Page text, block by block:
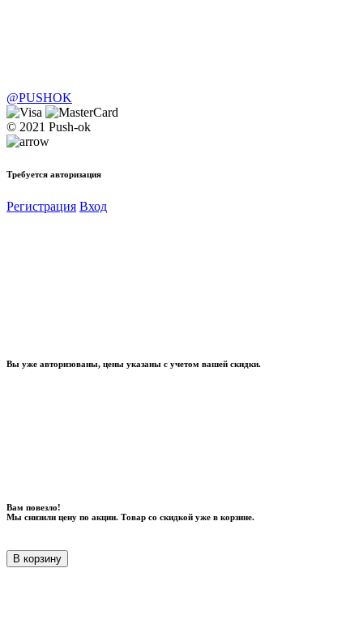
@PUSHOK
© 2021 Push-ok
Требуется авторизация
Регистрация Вход
Вы уже авторизованы, цены указаны с учетом вашей скидки.
Вам повезло!
Мы снизили цену по акции. Товар со скидкой уже в корзине.
В корзину